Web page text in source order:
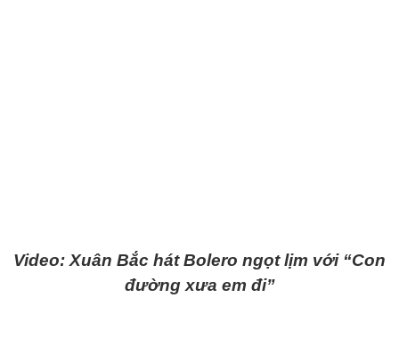
Video: Xuân Bắc hát Bolero ngọt lịm với “Con
đường xưa em đi”